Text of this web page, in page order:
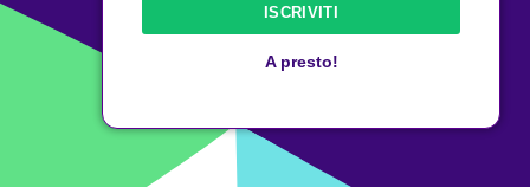
ISCRIVITI
A presto!